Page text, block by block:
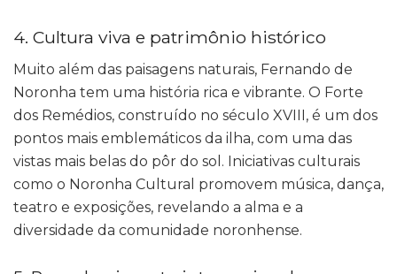
4. Cultura viva e patrimônio histórico
Muito além das paisagens naturais, Fernando de
Noronha tem uma história rica e vibrante. O Forte
dos Remédios, construído no século XVIII, é um dos
pontos mais emblemáticos da ilha, com uma das
vistas mais belas do pôr do sol. Iniciativas culturais
como o Noronha Cultural promovem música, dança,
teatro e exposições, revelando a alma e a
diversidade da comunidade noronhense.